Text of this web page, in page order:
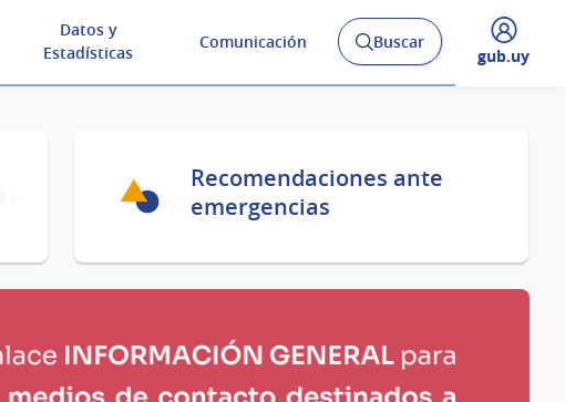
Datos y
Estadísticas
Comunicación
AbrirBuscar
Desplegar
gub.uy
Recomendaciones ante
emergencias